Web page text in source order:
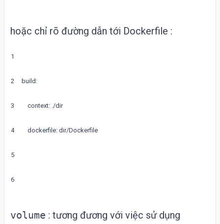
hoặc chỉ rõ đường dẫn tới Dockerfile :
1
2
3
4
5
6
build :
context: ./dir
dockerfile: dir/Dockerfile
volume : tương đương với việc sử dụng